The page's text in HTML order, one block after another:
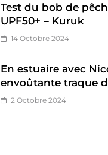
Test du bob de
UPF50+ – Kuruk
14 Octobre 2024
En estuaire avec
envoûtante traque
2 Octobre 2024